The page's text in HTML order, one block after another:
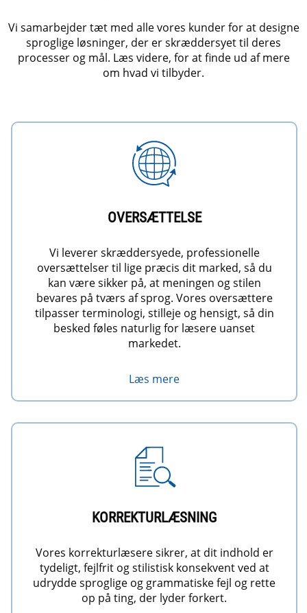
Vi samarbejder tæt med alle vores kunder for at designe
sproglige løsninger, der er skræddersyet til deres
processer og mål. Læs videre, for at finde ud af mere
om hvad vi tilbyder.
OVERSÆTTELSE
Vi leverer skræddersyede, professionelle
oversættelser til lige præcis dit marked, så du
kan være sikker på, at meningen og stilen
bevares på tværs af sprog. Vores oversættere
tilpasser terminologi, stilleje og hensigt, så din
besked føles naturlig for læsere uanset
markedet.
Læs mere
KORREKTURLÆSNING
Vores korrekturlæsere sikrer, at dit indhold er
tydeligt, fejlfrit og stilistisk konsekvent ved at
udrydde sproglige og grammatiske fejl og rette
op på ting, der lyder forkert.